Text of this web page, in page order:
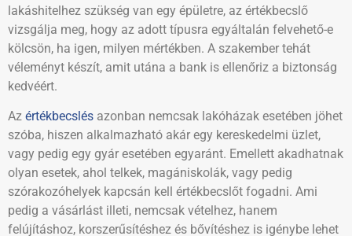
lakáshitelhez szükség van egy épületre, az értékbecslő
vizsgálja meg, hogy az adott típusra egyáltalán felvehető-e
kölcsön, ha igen, milyen mértékben. A szakember tehát
véleményt készít, amit utána a bank is ellenőriz a biztonság
kedvéért.
Az értékbecslés azonban nemcsak lakóházak esetében jöhet
szóba, hiszen alkalmazható akár egy kereskedelmi üzlet,
vagy pedig egy gyár esetében egyaránt. Emellett akadhatnak
olyan esetek, ahol telkek, magániskolák, vagy pedig
szórakozóhelyek kapcsán kell értékbecslőt fogadni. Ami
pedig a vásárlást illeti, nemcsak vételhez, hanem
felújításhoz, korszerűsítéshez és bővítéshez is igénybe lehet